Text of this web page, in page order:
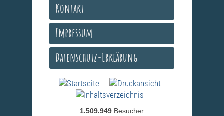
Kontakt
Impressum
Datenschutz-Erklärung
1.509.949 Besucher